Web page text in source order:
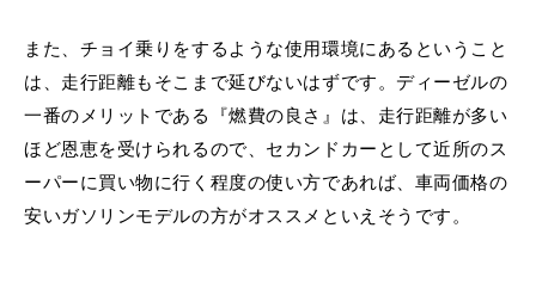
また、チョイ乗りをするような使用環境にあるということ
は、走行距離もそこまで延びないはずです。ディーゼルの
一番のメリットである『燃費の良さ』は、走行距離が多い
ほど恩恵を受けられるので、セカンドカーとして近所のス
ーパーに買い物に行く程度の使い方であれば、車両価格の
安いガソリンモデルの方がオススメといえそうです。